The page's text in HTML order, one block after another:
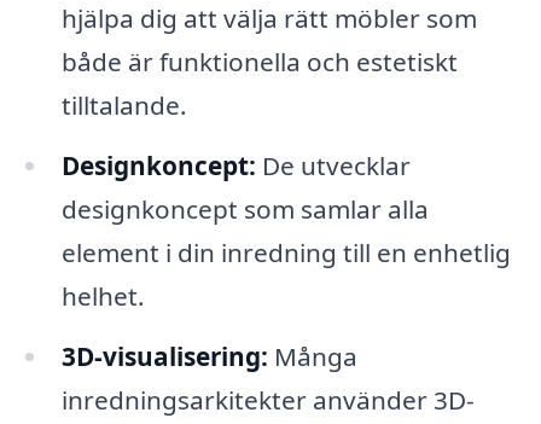
hjälpa dig att välja rätt möbler som
både är funktionella och estetiskt
tilltalande.
Designkoncept: De utvecklar
designkoncept som samlar alla
element i din inredning till en enhetlig
helhet.
3D-visualisering: Många
inredningsarkitekter använder 3D-